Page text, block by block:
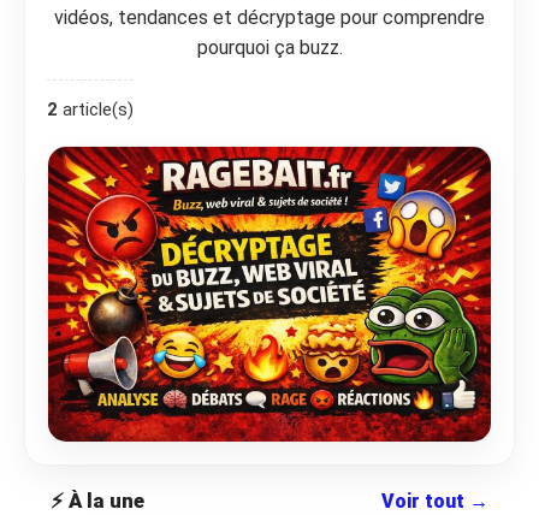
vidéos, tendances et décryptage pour comprendre
pourquoi ça buzz.
2 article(s)
⚡ À la une Voir tout →